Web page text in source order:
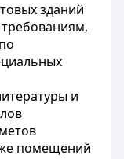
зданий
и
помещений